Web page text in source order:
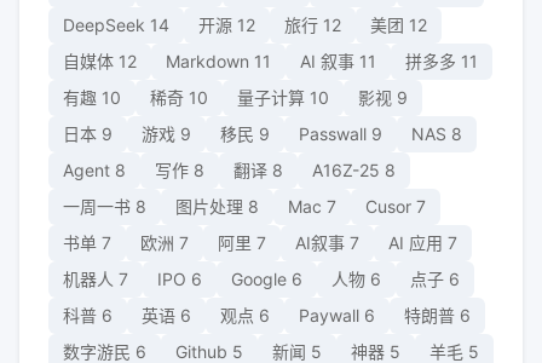
DeepSeek 14 开源 12 旅行 12 美团 12
自媒体 12 Markdown 11 AI 叙事 11 拼多多 11
有趣 10 稀奇 10 量子计算 10 影视 9
日本 9 游戏 9 移民 9 Passwall 9 NAS 8
Agent 8 写作 8 翻译 8 A16Z-25 8
一周一书 8 图片处理 8 Mac 7 Cusor 7
书单 7 欧洲 7 阿里 7 AI叙事 7 AI 应用 7
机器人 7 IPO 6 Google 6 人物 6 点子 6
科普 6 英语 6 观点 6 Paywall 6 特朗普 6
数字游民 6 Github 5 新闻 5 神器 5 羊毛 5